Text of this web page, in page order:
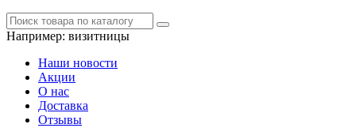
Например: визитницы
Наши новости
Акции
О нас
Доставка
Отзывы